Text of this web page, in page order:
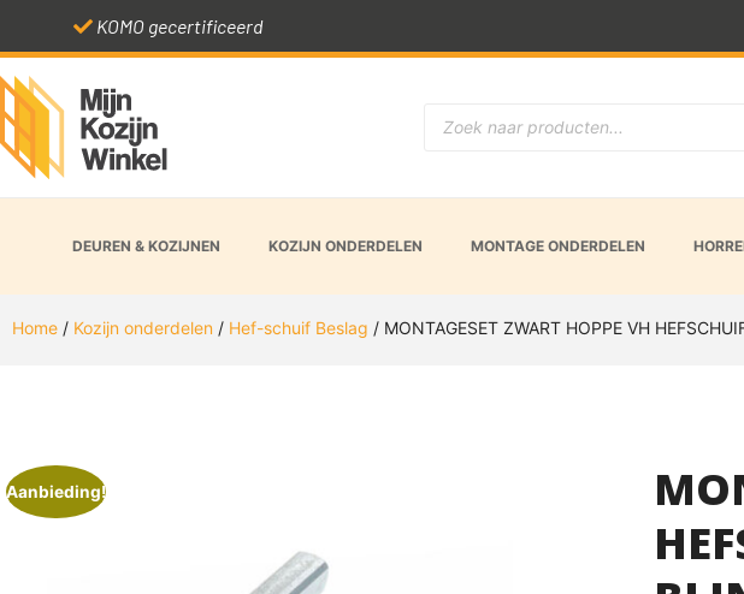
KOMO gecertificeerd
DEUREN & KOZIJNEN KOZIJN ONDERDELEN MONTAGE ONDERDELEN
Home / Kozijn onderdelen / Hef-schuif Beslag / MONTAGESET ZWART HOPPE VH
Aanbieding!